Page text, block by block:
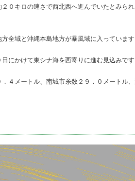
０キロの速さで西北西へ進んでいたとみら
全域と沖縄本島地方が暴風域に入っていま
にかけて東シナ海を西寄りに進む見込みで
４メートル、南城市糸数２９．０メートル